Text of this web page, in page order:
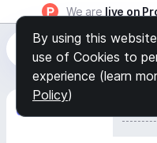
We are live on
Generate Track
By using this
use of Cookies to
experience (learn
Policy)